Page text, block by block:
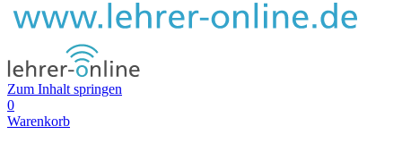
Zum Inhalt springen
0
Warenkorb